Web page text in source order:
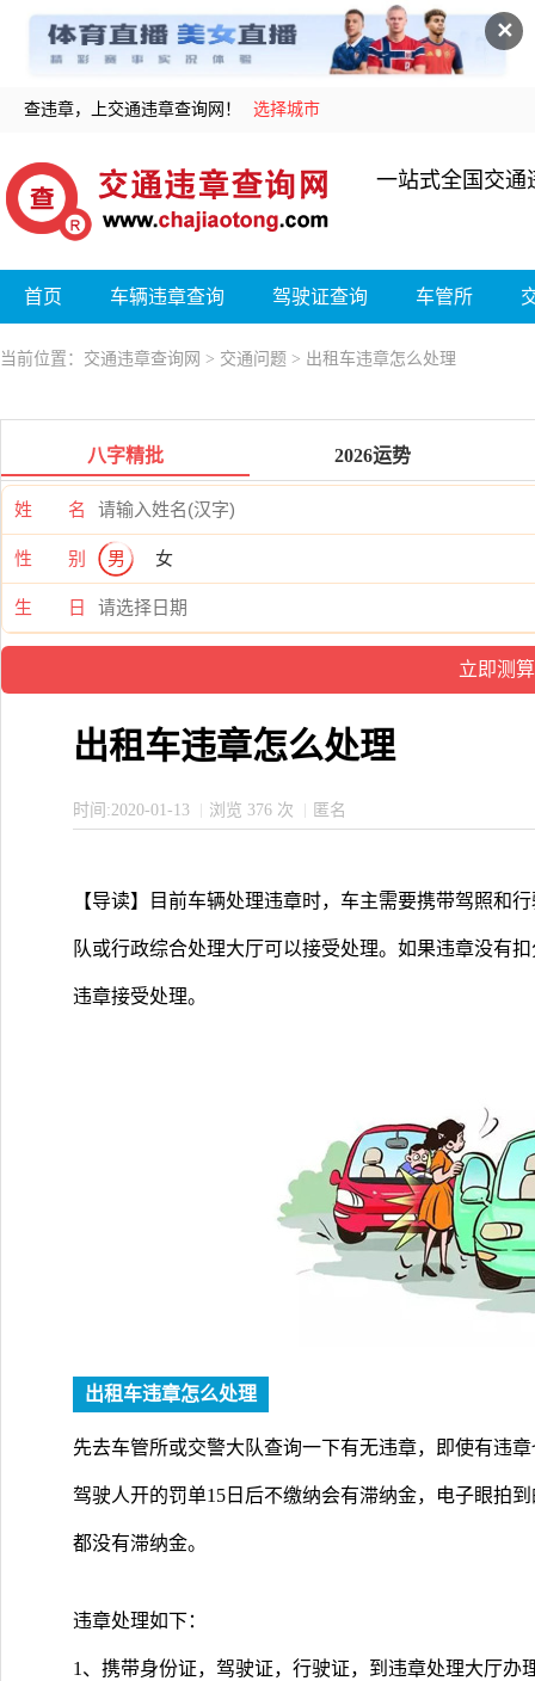
✕
查违章，上交通违章查询网！ 选择城市
一站式全国交通
首页 车辆违章查询 驾驶证查询 车管所
当前位置： 交通违章查询网 > 交通问题 > 出租车违章怎么处理
八字精批 2026运势
姓 名
性 别 男 女
生 日
出租车违章怎么处理
时间:2020-01-13 浏览 376 次 匿名
【导读】目前车辆处理违章时，车主需要携带驾照和
队或行政综合处理大厅可以接受处理。如果违章没有
违章接受处理。
出租车违章怎么处理
先去车管所或交警大队查询一下有无违章，即使有违
驾驶人开的罚单15日后不缴纳会有滞纳金，电子眼拍
都没有滞纳金。
违章处理如下：
1、携带身份证，驾驶证，行驶证，到违章处理大厅办